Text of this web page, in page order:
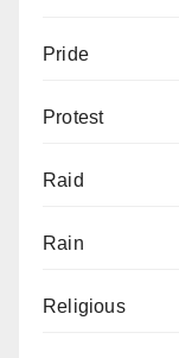
Pride
Protest
Raid
Rain
Religious